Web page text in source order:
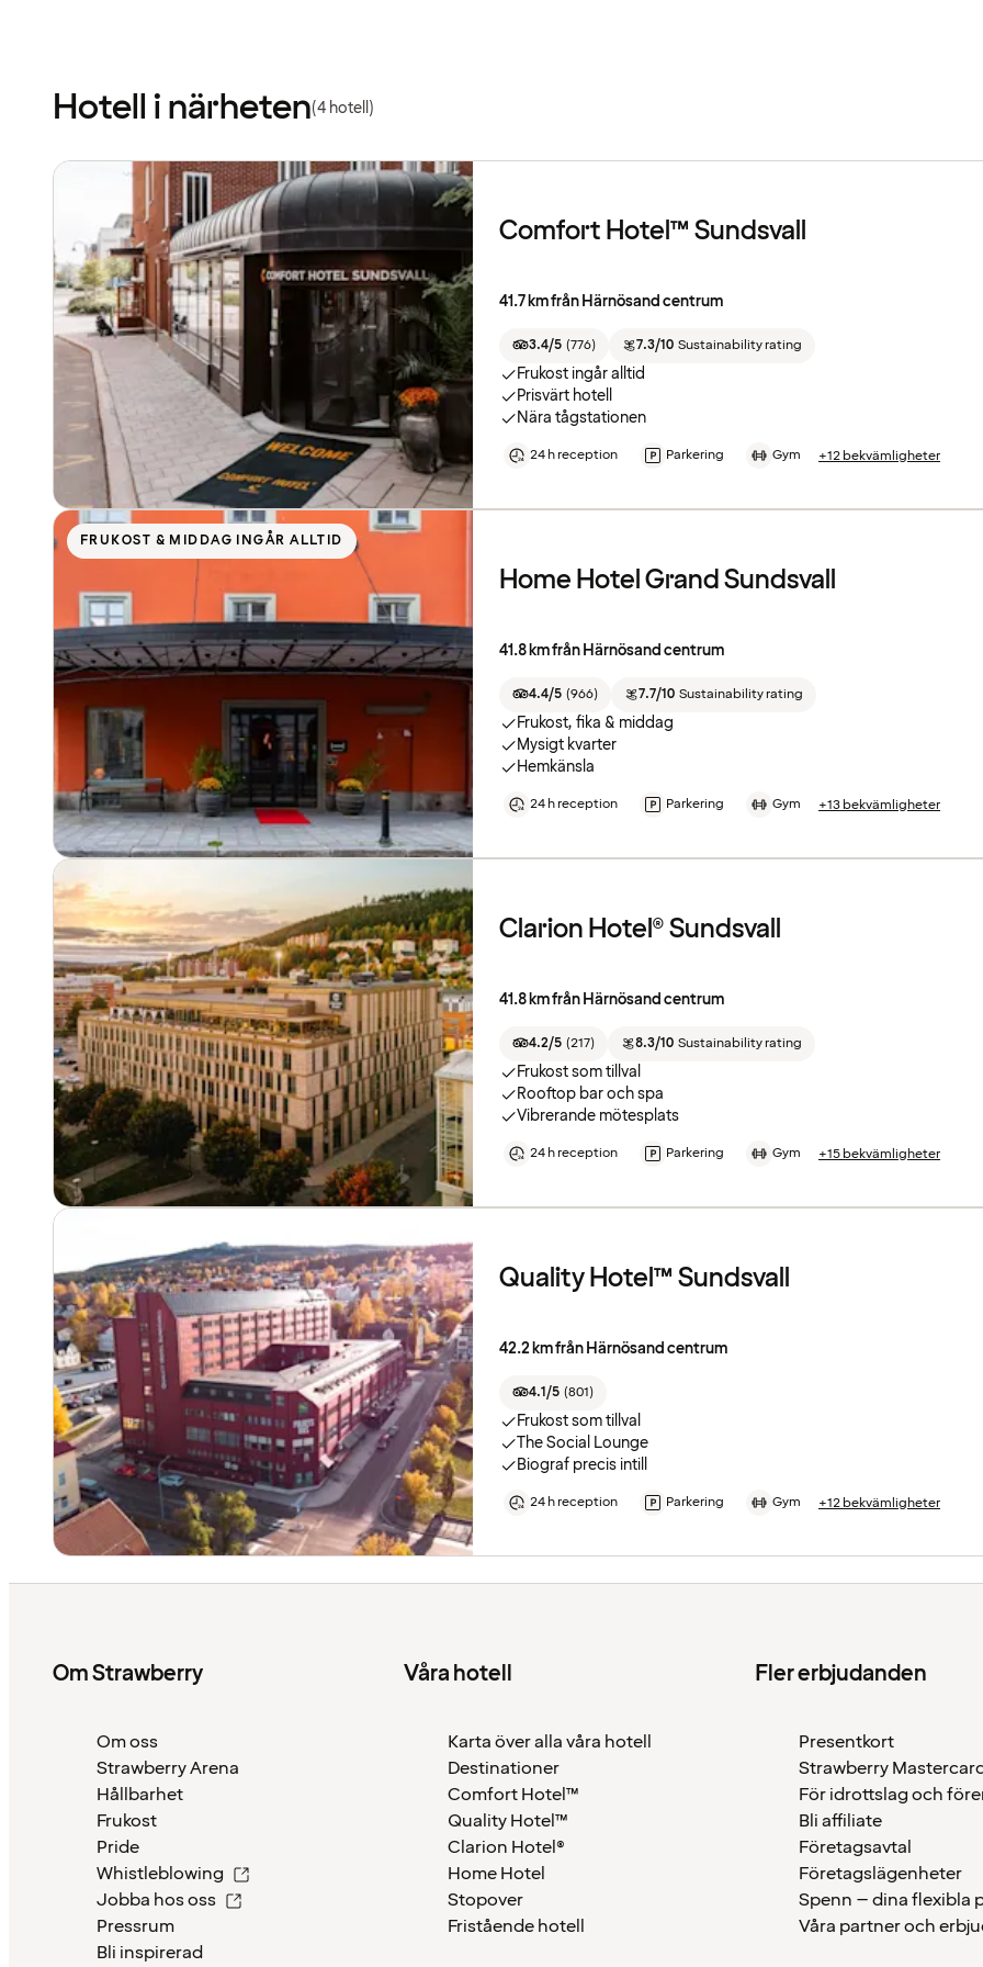
Hotell i närheten(4 hotell)
Comfort Hotel™ Sundsvall
41.7 km från Härnösand centrum
3.4/5 (776) 7.3/10 Sustainability rating
Frukost ingår alltid
Prisvärt hotell
Nära tågstationen
24 h reception Parkering Gym +12 bekvämligheter
FRUKOST & MIDDAG INGÅR ALLTID
Home Hotel Grand Sundsvall
41.8 km från Härnösand centrum
4.4/5 (966) 7.7/10 Sustainability rating
Frukost, fika & middag
Mysigt kvarter
Hemkänsla
24 h reception Parkering Gym +13 bekvämligheter
Clarion Hotel® Sundsvall
41.8 km från Härnösand centrum
4.2/5 (217) 8.3/10 Sustainability rating
Frukost som tillval
Rooftop bar och spa
Vibrerande mötesplats
24 h reception Parkering Gym +15 bekvämligheter
Quality Hotel™ Sundsvall
42.2 km från Härnösand centrum
4.1/5 (801)
Frukost som tillval
The Social Lounge
Biograf precis intill
24 h reception Parkering Gym +12 bekvämligheter
Om Strawberry
Om oss
Strawberry Arena
Hållbarhet
Frukost
Pride
Whistleblowing
Jobba hos oss
Pressrum
Bli inspirerad
Våra hotell
Karta över alla våra hotell
Destinationer
Comfort Hotel™
Quality Hotel™
Clarion Hotel®
Home Hotel
Stopover
Fristående hotell
Fler erbjudanden
Presentkort
Strawberry
För idrottslag och
Bli affiliate
Företagsavtal
Företagslägenheter
Spenn – dina flexibla
Våra partner och